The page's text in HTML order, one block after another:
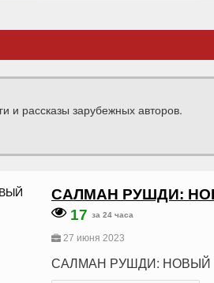
и рассказы зарубежных авторов.
САЛМАН РУШДИ:
17 за 24 часа
27 июня 2023
САЛМАН РУШДИ: